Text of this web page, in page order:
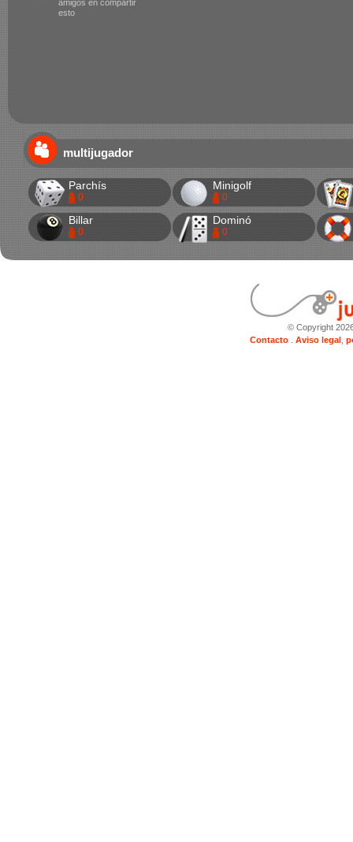
amigos en compartir
esto
multijugador
Parchís
0
Billar
0
Minigolf
0
Dominó
0
© Copyright
Contacto
Aviso legal